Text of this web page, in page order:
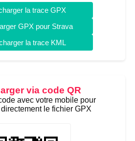
la trace GPX
GPX pour Strava
la trace KML
via code QR
avec votre mobile pour
le fichier GPX